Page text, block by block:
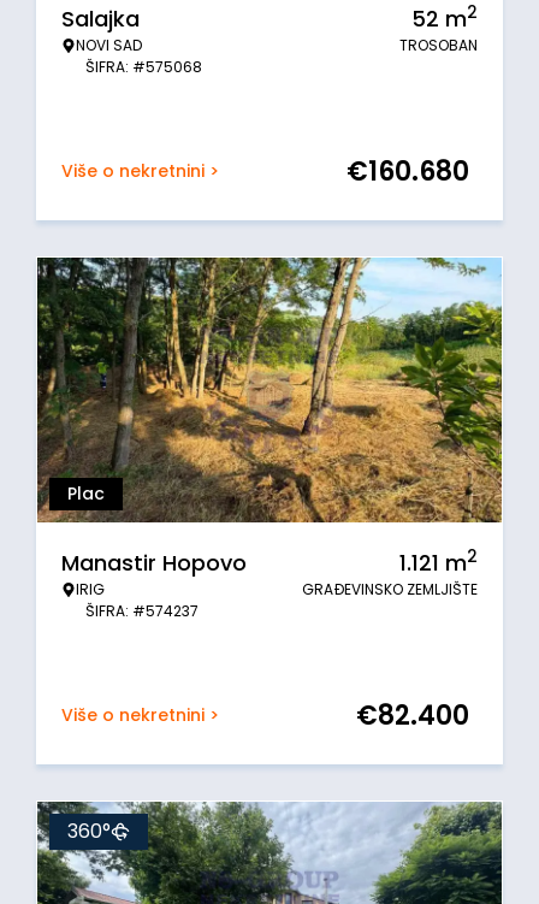
Salajka
NOVI SAD
ŠIFRA: #575068
52 m2
TROSOBAN
Više o nekretnini > €160.680
Plac
Manastir Hopovo
IRIG
ŠIFRA: #574237
1.121 m2
GRAĐEVINSKO ZEMLJIŠTE
Više o nekretnini > €82.400
360°